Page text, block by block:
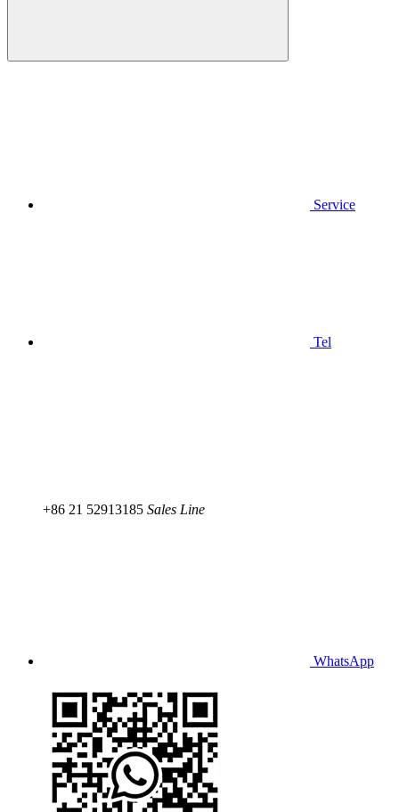
Service
Tel
+86 21 52913185 Sales Line
WhatsApp